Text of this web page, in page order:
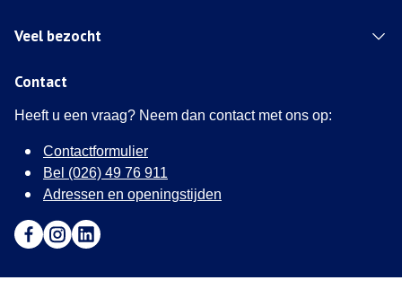
Veel bezocht
Contact
Heeft u een vraag? Neem dan contact met ons op:
Contactformulier
Bel (026) 49 76 911
Adressen en openingstijden